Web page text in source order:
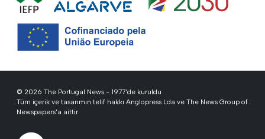
© 2026 The Portugal News - 1977'de kuruldu
Tüm içerik ve tasarımın telif hakkı Anglopress Lda ve The News Group of
Newspapers'a aittir.